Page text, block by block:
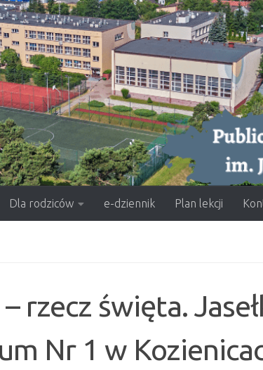
Dla rodziców e-dziennik Plan lekcji
rzecz święta.
Nr 1 w